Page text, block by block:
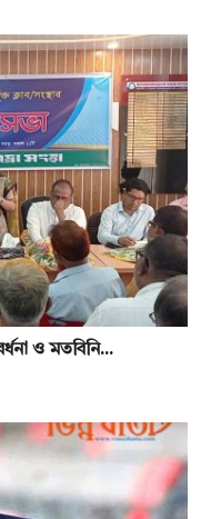
ও মতবিনি...